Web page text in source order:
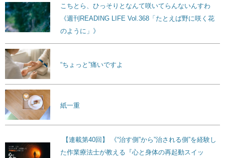
こちとら、ひっそりとなんて咲いてらんないんすわ
《週刊READING LIFE Vol.368「たとえば野に咲く花
のように」》
“ちょっと”痛いですよ
紙一重
【連載第40回】 《“治す側”から”治される側”を経験し
た作業療法士が教える『心と身体の再起動スイッ